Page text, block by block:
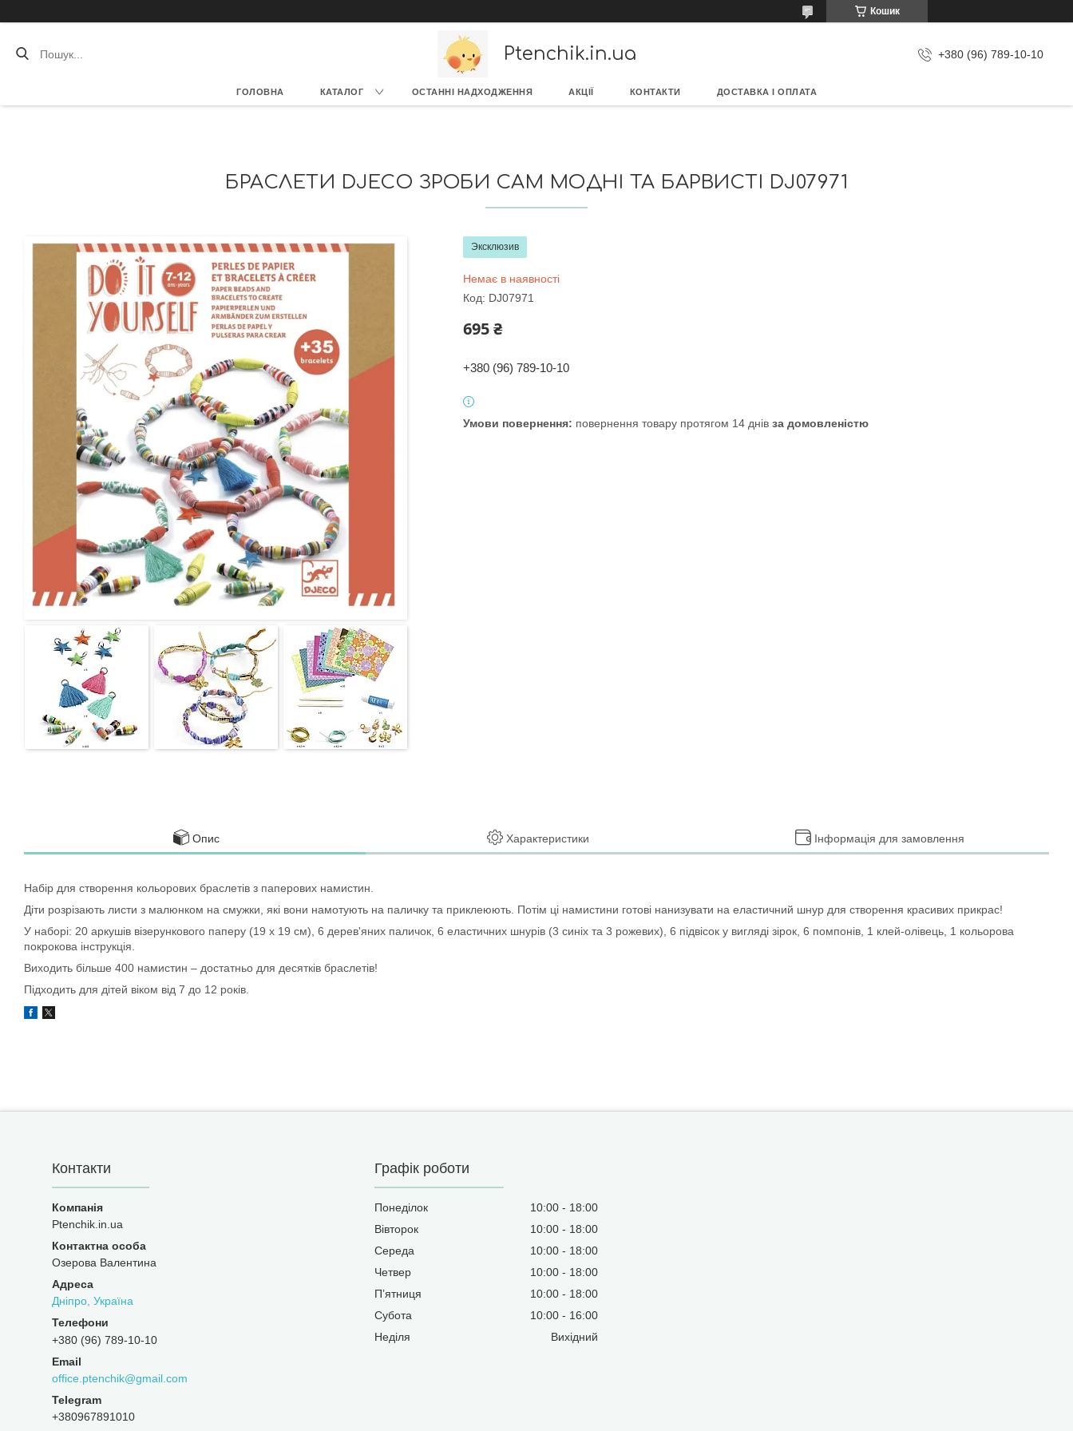
Кошик
Ptenchik.in.ua +380 (96) 789-10-10
ГОЛОВНА КАТАЛОГ ОСТАННІ НАДХОДЖЕННЯ АКЦІЇ КОНТАКТИ ДОСТАВКА І ОПЛАТА
БРАСЛЕТИ DJECO ЗРОБИ САМ МОДНІ ТА БАРВИСТІ DJ07971
Эксклюзив
Немає в наявності
Код: DJ07971
695 ₴
+380 (96) 789-10-10
повернення товару протягом 14 днів за домовленістю
Опис Характеристики Інформація для замовлення
Набір для створення кольорових браслетів з паперових намистин.
Діти розрізають листи з малюнком на смужки, які вони намотують на паличку та приклеюють. Потім ці намистини готові нанизувати на еластичний шнур для створення красивих прикрас!
У наборі: 20 аркушів візерункового паперу (19 х 19 см), 6 дерев'яних паличок, 6 еластичних шнурів (3 синіх та 3 рожевих), 6 підвісок у вигляді зірок, 6 помпонів, 1 клей-олівець, 1 кольорова
покрокова інструкція.
Виходить більше 400 намистин – достатньо для десятків браслетів!
Підходить для дітей віком від 7 до 12 років.
Контакти
Ptenchik.in.ua
Озерова Валентина
Дніпро, Україна
+380 (96) 789-10-10
office.ptenchik@gmail.com
+380967891010
Графік роботи
Понеділок 10:00
18:00
Вівторок
10:00
18:00
Середа
10:00
18:00
Четвер
10:00
18:00
Пʼятниця
10:00
18:00
Субота
10:00
16:00
Неділя
Вихідний